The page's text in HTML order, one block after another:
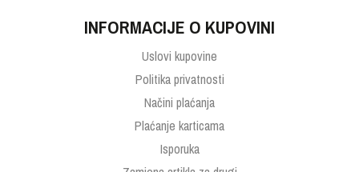
INFORMACIJE O KUPOVINI
Uslovi kupovine
Politika privatnosti
Načini plaćanja
Plaćanje karticama
Isporuka